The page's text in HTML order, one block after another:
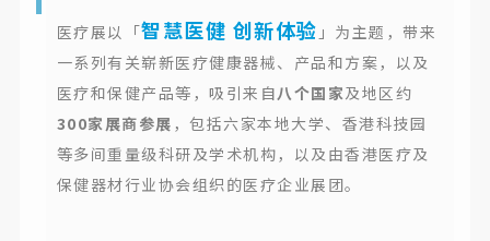
医疗展以「智慧医健 创新体验 」为主题，带来
一系列有关崭新医疗健康器械、产品和方案，以及
医疗和保健产品等，吸引来自八个国家及地区约
300家展商参展 ，包括六家本地大学、香港科技园
等多间重量级科研及学术机构，以及由香港医疗及
保健器材行业协会组织的医疗企业展团。